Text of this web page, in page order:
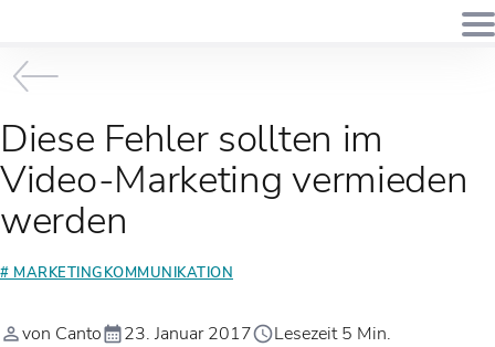
Diese Fehler sollten im
Video-Marketing vermieden
werden
# MARKETINGKOMMUNIKATION
von Canto 23. Januar 2017 Lesezeit 5 Min.